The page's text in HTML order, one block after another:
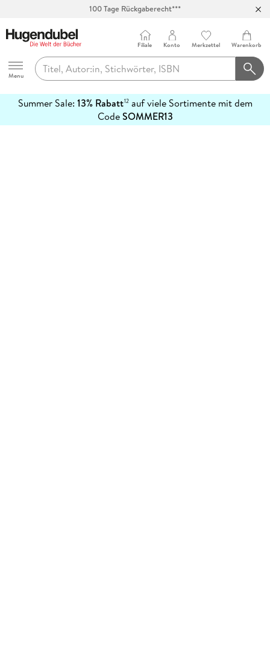
100 Tage Rückgaberecht***
Hugendubel
Menu
Filiale Konto Merkzettel Warenkorb
Summer Sale: 13% Rabatt12auf viele Sortimente mit dem
CodeSOMMER13
erfahren